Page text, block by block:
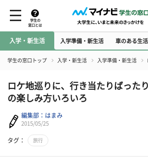
学生の
窓口とは
入学・新生活 入学準備・新生活 車のある生活
学生の窓口トップ 入学・新生活 入学準備・新生活
ロケ地巡りに、行き当たりばった
の楽しみ方いろいろ
編集部：はまみ
2015/05/25
タグ： 旅行